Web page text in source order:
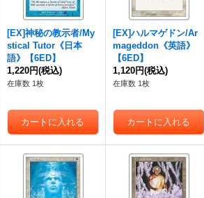
[EX]神秘の教示者/My
stical Tutor《日本
語》【6ED】
1,220円(税込)
在庫数 1枚
[EX]ハルマゲドン/Ar
mageddon《英語》
【6ED】
1,120円(税込)
在庫数 1枚